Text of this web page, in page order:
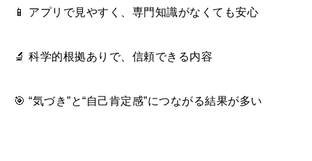
📱 アプリで見やすく、専門知識がなくても安心
🔬 科学的根拠ありで、信頼できる内容
🎯 “気づき”と“自己肯定感”につながる結果が多い